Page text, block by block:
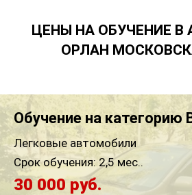
ЦЕНЫ НА ОБУЧЕНИЕ В
ОРЛАН
Обучение на категорию
Легковые автомобили
Срок обучения: 2,5 мес..
30 000 руб.